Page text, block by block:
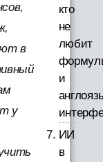
в
у
кто
не
любит
и
ИИ
в